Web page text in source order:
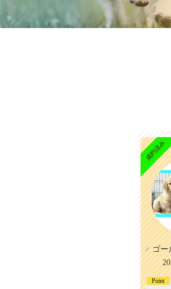
成約済み
♂ゴー
Point